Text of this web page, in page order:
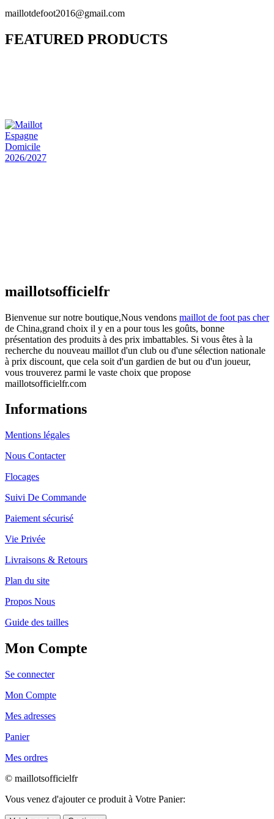
maillotdefoot2016@gmail.com
FEATURED PRODUCTS
maillotsofficielfr
Bienvenue sur notre boutique,Nous vendons maillot de foot pas cher
de China,grand choix il y en a pour tous les goûts, bonne
présentation des produits à des prix imbattables. Si vous êtes à la
recherche du nouveau maillot d'un club ou d'une sélection nationale
à prix discount, que cela soit d'un gardien de but ou d'un joueur,
vous trouverez parmi le vaste choix que propose
maillotsofficielfr.com
Informations
Mentions légales
Nous Contacter
Flocages
Suivi De Commande
Paiement sécurisé
Vie Privée
Livraisons & Retours
Plan du site
Propos Nous
Guide des tailles
Mon Compte
Se connecter
Mon Compte
Mes adresses
Panier
Mes ordres
© maillotsofficielfr
Vous venez d'ajouter ce produit à Votre Panier: